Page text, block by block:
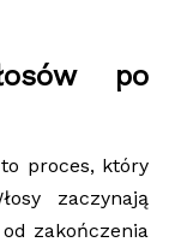
po
proces, który
zaczynają
zakończenia